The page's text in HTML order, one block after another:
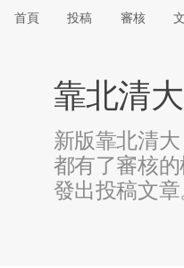
首頁 投稿 審核
靠北清
新版靠北清
都有了審核
發出投稿文章